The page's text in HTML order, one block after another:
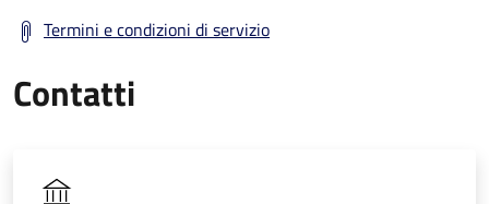
Termini e condizioni di servizio
Contatti